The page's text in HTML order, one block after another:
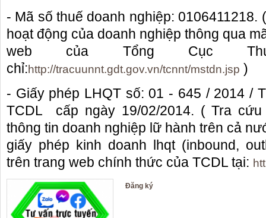
- Mã số thuế doanh nghiệp: 0106411218.
hoạt động của doanh nghiệp thông qua
web của Tổng Cục
chỉ:http://tracuunnt.gdt.gov.vn/tcnnt/mstdn.jsp )
- Giấy phép LHQT số: 01 - 645 / 2014 /
TCDL cấp ngày 19/02/2014. ( Tra
thông tin doanh nghiệp lữ hành trên cả
giấy phép kinh doanh lhqt (inbound,
trên trang web chính thức của TCDL tại:
Đăng ký